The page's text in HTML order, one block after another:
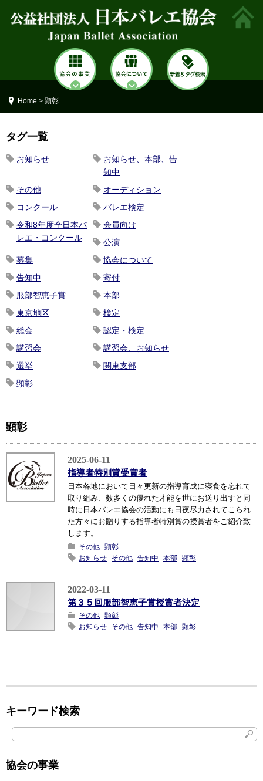
Home > 顕彰
タグ一覧
お知らせ
お知らせ、本部、告
知中
その他
オーディション
コンクール
バレエ検定
令和8年度全日本バ
レエ・コンクール
会員向け
公演
募集
協会について
告知中
寄付
服部智恵子賞
本部
東京地区
検定
総会
認定・検定
講習会
講習会、お知らせ
選挙
関東支部
顕彰
顕彰
2025-06-11
指導者特別賞受賞者
日本各地において日々更新の指導育成に寝食を忘れて
取り組み、数多くの優れた才能を世にお送り出すと同
時に日本バレエ協会の活動にも日夜尽力されてこられ
た方々にお贈りする指導者特別賞の授賞者をご紹介致
します。
その他 顕彰
お知らせ
その他 告知中 本部 顕彰
2022-03-11
第３５回服部智恵子賞授賞者決定
その他 顕彰
お知らせ
その他 告知中 本部 顕彰
キーワード検索
協会の事業